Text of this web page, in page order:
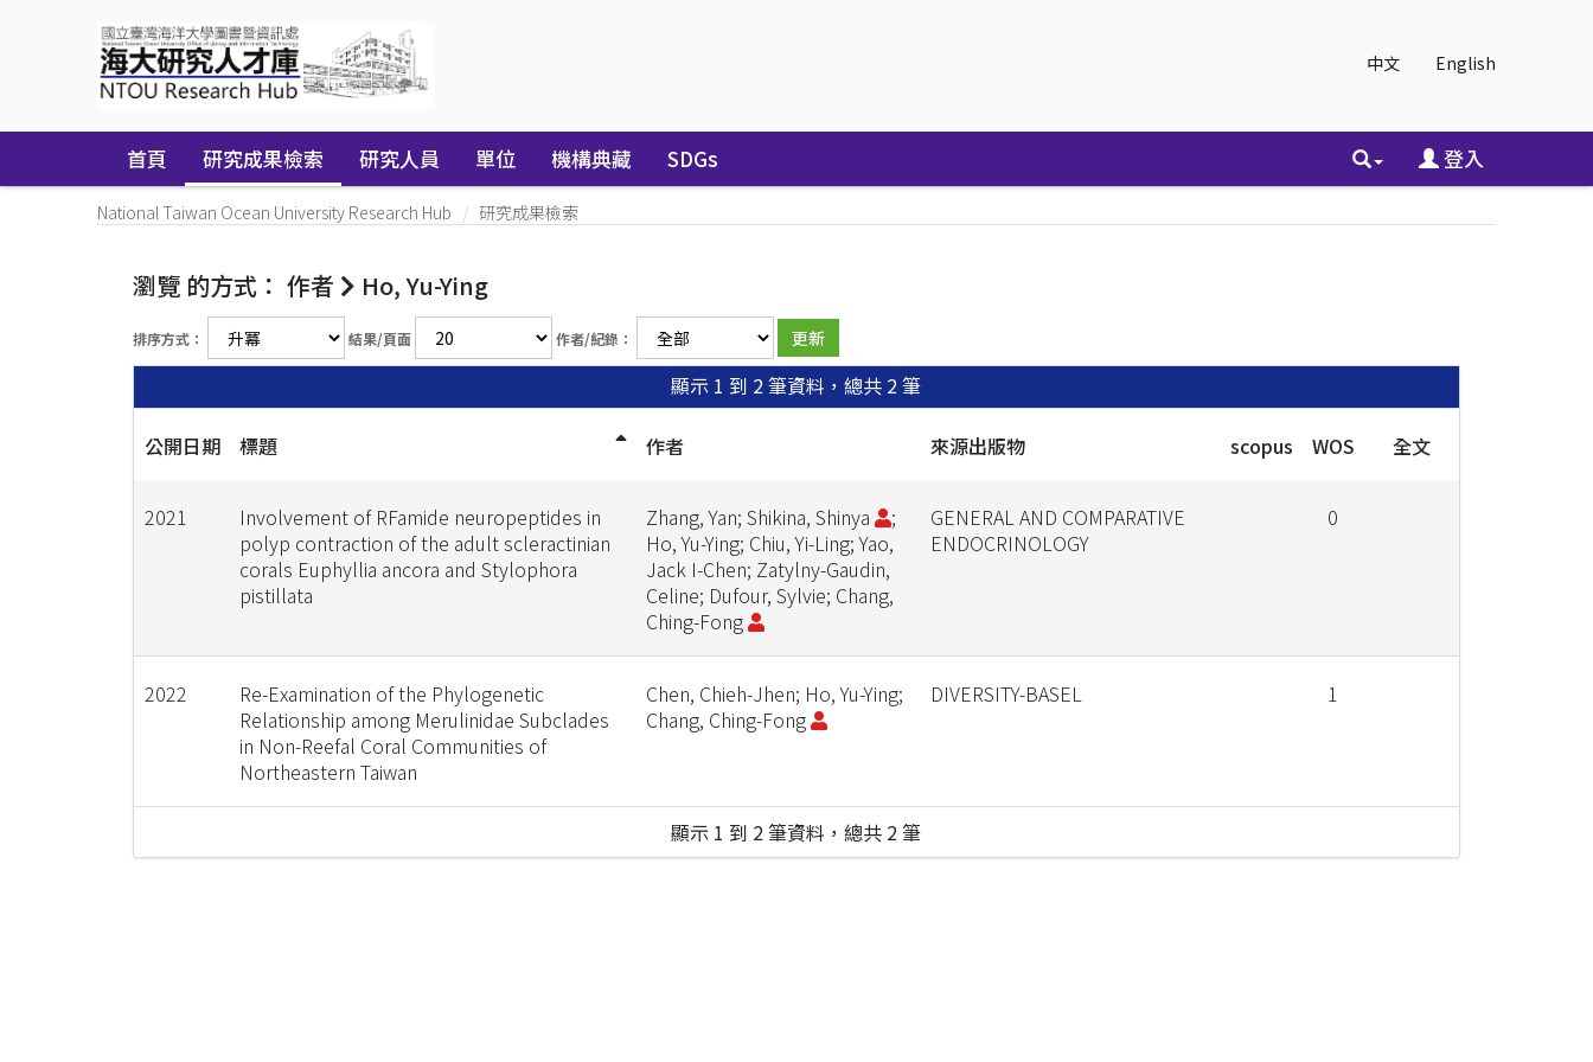
中文 English
首頁 研究成果檢索 研究人員 單位 機構典藏 SDGs 登入
National Taiwan Ocean University Research Hub 研究成果檢索
瀏覽 的方式： 作者 Ho, Yu-Ying
排序方式： 結果/頁面 作者/紀錄：
顯示 1 到 2 筆資料，總共 2 筆
公開日期 標題 作者 來源出版物 scopus WOS 全文
2021
Involvement of RFamide neuropeptides in
polyp contraction of the adult scleractinian
corals Euphyllia ancora and Stylophora
pistillata
Zhang, Yan; Shikina, Shinya
;
Ho, Yu-Ying; Chiu, Yi-Ling; Yao,
Jack I-Chen; Zatylny-Gaudin,
Celine; Dufour, Sylvie; Chang,
Ching-Fong
GENERAL AND COMPARATIVE
ENDOCRINOLOGY
0
2022
Re-Examination of the Phylogenetic
Relationship among Merulinidae Subclades
in Non-Reefal Coral Communities of
Northeastern Taiwan
Chen, Chieh-Jhen; Ho, Yu-Ying;
Chang, Ching-Fong
DIVERSITY-BASEL 1
顯示 1 到 2 筆資料，總共 2 筆